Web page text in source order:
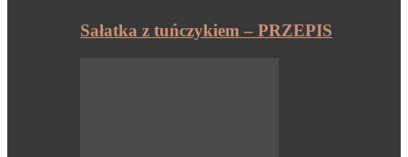
Sałatka z tuńczykiem – PRZEPIS